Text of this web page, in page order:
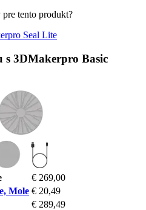
tento produkt?
Seal Lite
s 3DMakerpro Basic
€ 269,00
Mole € 20,49
€ 289,49